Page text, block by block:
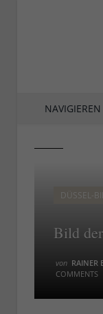
NAVIGIEREN
DÜSSEL-
Bild
von RAINER
COMMENTS